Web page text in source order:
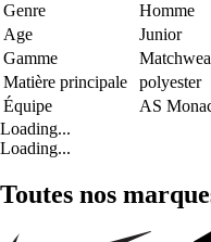
Genre
Homme
Age
Junior
Gamme
Matière principale
polyester
Équipe
AS
Loading...
Loading...
Toutes nos